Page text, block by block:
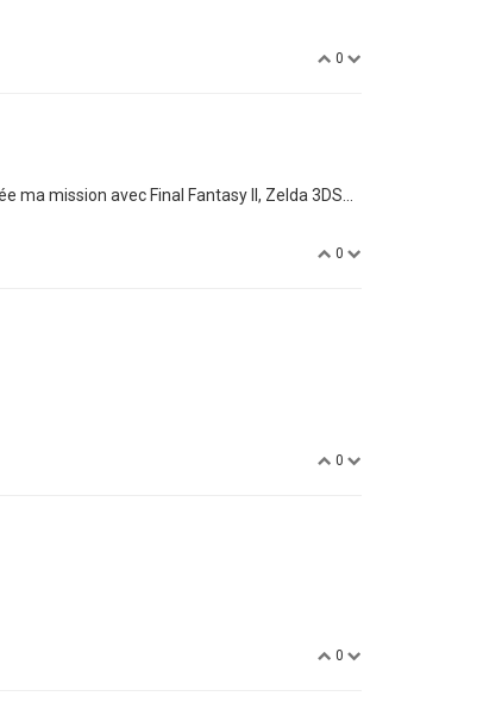
0
mission avec Final Fantasy II, Zelda 3DS...
0
0
0